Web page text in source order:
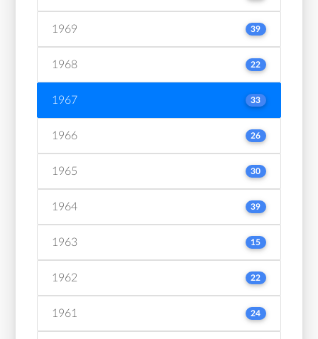
1969 39
1968 22
1967 33
1966 26
1965 30
1964 39
1963 15
1962 22
1961 24